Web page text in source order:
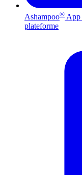
Ashampoo® App
plateforme